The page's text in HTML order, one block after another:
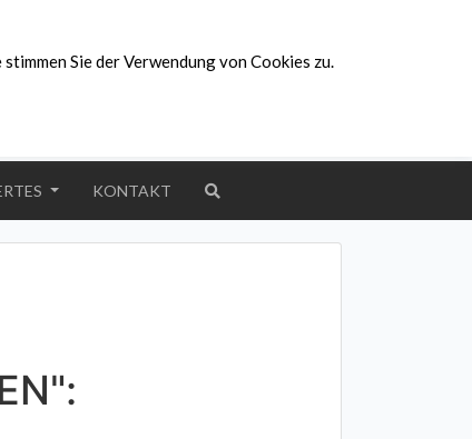
info@ps-denkandich.de
KONTAKT
Sie der Verwendung von Cookies zu.